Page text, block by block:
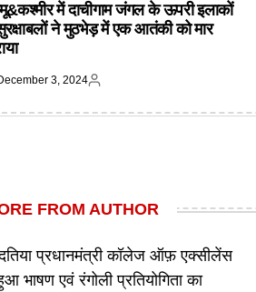
में दाचीगाम जंगल के ऊपरी इलाकों
ने मुठभेड़ में एक आतंकी को मार
3, 2024
Posted
FROM AUTHOR